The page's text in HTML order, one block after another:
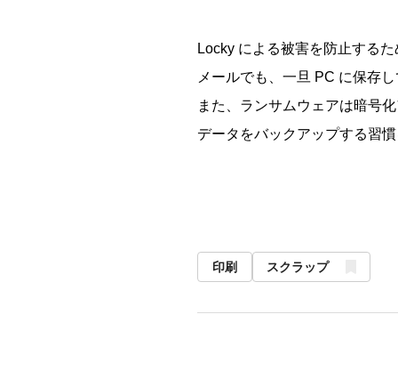
Locky による被害を防止する
メールでも、一旦 PC に保存
また、ランサムウェアは暗号
データをバックアップする習
印刷 スクラップ